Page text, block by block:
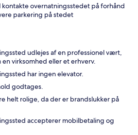
overnatningsstedet på forhånd
parkering på stedet
udlejes af en professionel vært,
virksomhed eller et erhverv.
har ingen elevator.
godtages.
helt rolige, da der er brandslukker på
accepterer mobilbetaling og